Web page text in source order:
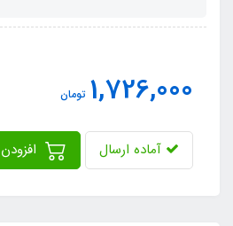
1,726,000 تومان
آماده ارسال